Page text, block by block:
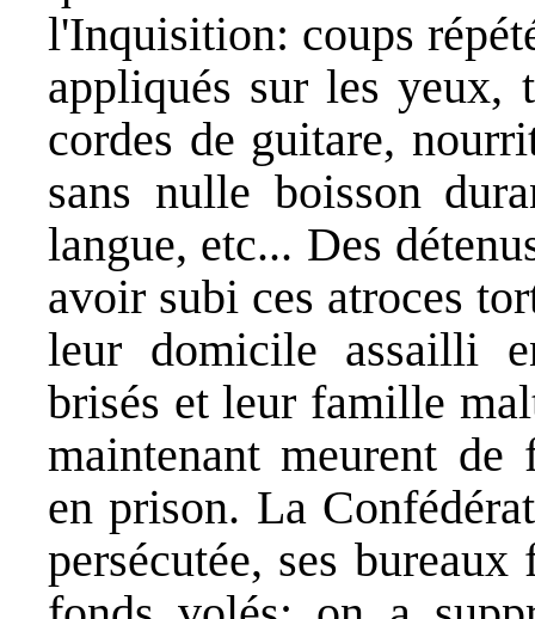
l'Inquisition: coups
appliqués sur les yeux,
cordes de guitare,
sans nulle boisson
langue, etc... Des
avoir subi ces atroces
leur domicile assailli
brisés et leur famille
maintenant meurent de
en prison. La
persécutée, ses